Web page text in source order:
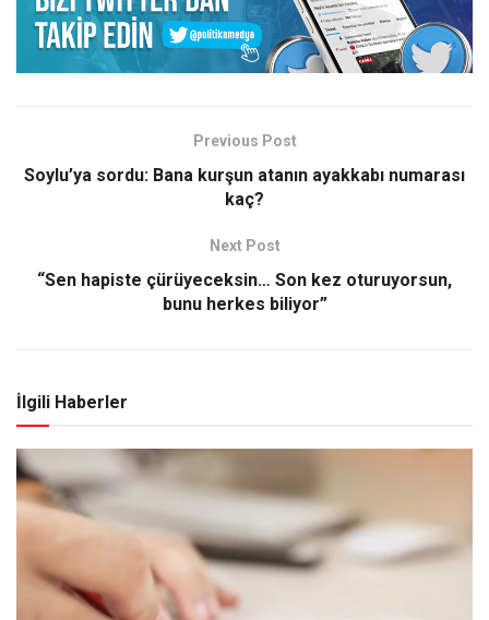
Previous Post
Soylu’ya sordu: Bana kurşun atanın ayakkabı numarası
kaç?
Next Post
“Sen hapiste çürüyeceksin… Son kez oturuyorsun,
bunu herkes biliyor”
İlgili Haberler